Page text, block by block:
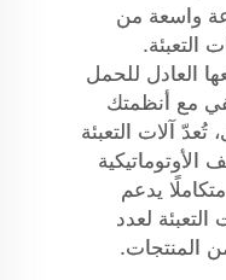
واسعة من
التعبئة.
العادل للحمل
مع أنظمتك
تُعدّ آلات التعبئة
الأوتوماتيكية
يدعم
التعبئة لعدد
المنتجات.